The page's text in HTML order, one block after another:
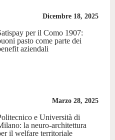
Dicembre 18, 2025
per il Como 1907:
pasto come parte dei
aziendali
Marzo 28, 2025
e Università di
la neuro-architettura
il welfare territoriale